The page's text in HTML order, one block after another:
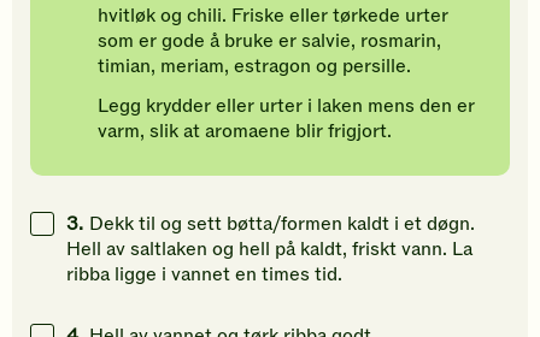
hvitløk og chili. Friske eller tørkede urter
som er gode å bruke er salvie, rosmarin,
timian, meriam, estragon og persille.
Legg krydder eller urter i laken mens den er
varm, slik at aromaene blir frigjort.
3. Dekk til og sett bøtta/formen kaldt i et døgn.
Hell av saltlaken og hell på kaldt, friskt vann. La
ribba ligge i vannet en times tid.